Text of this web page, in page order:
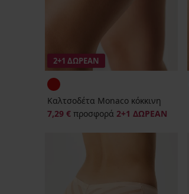
2+1 ΔΩΡΕΑΝ
Καλτσοδέτα Monaco κόκκινη
7,29 € προσφορά 2+1 ΔΩΡΕΑΝ